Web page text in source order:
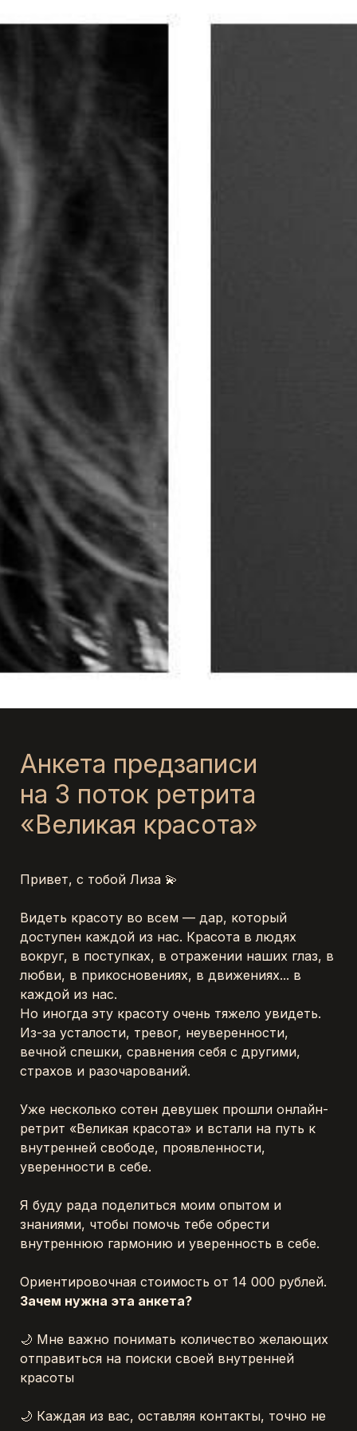
Анкета предзаписи
на 3 поток ретрита
«Великая красота»
Привет, с тобой Лиза 💫
Видеть красоту во всем — дар, который
доступен каждой из нас. Красота в людях
вокруг, в поступках, в отражении наших глаз, в
любви, в прикосновениях, в движениях... в
каждой из нас.
Но иногда эту красоту очень тяжело увидеть.
Из-за усталости, тревог, неуверенности,
вечной спешки, сравнения себя с другими,
страхов и разочарований.
Уже несколько сотен девушек прошли онлайн-
ретрит «Великая красота» и встали на путь к
внутренней свободе, проявленности,
уверенности в себе.
Я буду рада поделиться моим опытом и
знаниями, чтобы помочь тебе обрести
внутреннюю гармонию и уверенность в себе.
Ориентировочная стоимость от 14 000 рублей.
Зачем нужна эта анкета?
🌙 Мне важно понимать количество желающих
отправиться на поиски своей внутренней
красоты
🌙 Каждая из вас, оставляя контакты, точно не